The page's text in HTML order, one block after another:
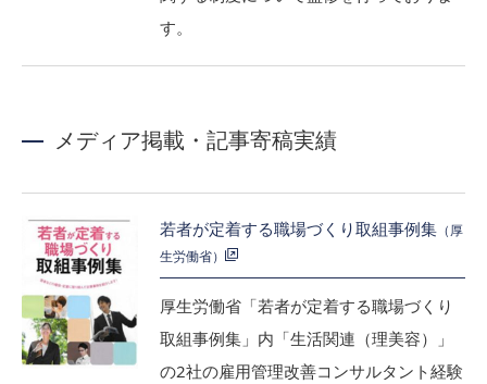
す。
メディア掲載・記事寄稿実績
若者が定着する職場づくり取組事例集 （厚
生労働省）
厚生労働省「若者が定着する職場づくり
取組事例集」内「生活関連（理美容）」
の2社の雇用管理改善コンサルタント経験